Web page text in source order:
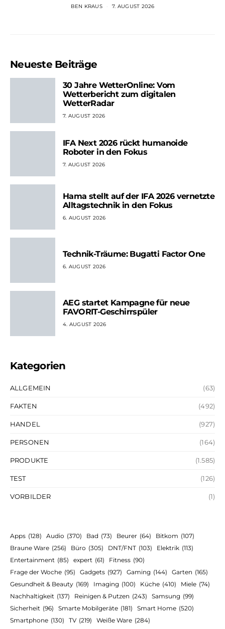
BEN KRAUS 7. AUGUST 2026
Neueste Beiträge
30 Jahre WetterOnline: Vom
Wetterbericht zum digitalen
WetterRadar
7. AUGUST 2026
IFA Next 2026 rückt humanoide
Roboter in den Fokus
7. AUGUST 2026
Hama stellt auf der IFA 2026 vernetzte
Alltagstechnik in den Fokus
6. AUGUST 2026
Technik-Träume: Bugatti Factor One
6. AUGUST 2026
AEG startet Kampagne für neue
FAVORIT-Geschirrspüler
4. AUGUST 2026
Kategorien
ALLGEMEIN (63)
FAKTEN (492)
HANDEL (927)
PERSONEN (164)
PRODUKTE (1.585)
TEST (126)
VORBILDER (1)
Apps (128) Audio (370) Bad (73) Beurer (64) Bitkom (107)
Braune Ware (256) Büro (305) DNT/FNT (103) Elektrik (113)
Entertainment (85) expert (61) Fitness (90)
Frage der Woche (95) Gadgets (927) Gaming (144) Garten (165)
Gesundheit & Beauty (169) Imaging (100) Küche (410) Miele (74)
Nachhaltigkeit (137) Reinigen & Putzen (243) Samsung (99)
Sicherheit (96) Smarte Mobilgeräte (181) Smart Home (520)
Smartphone (130) TV (219) Weiße Ware (284)